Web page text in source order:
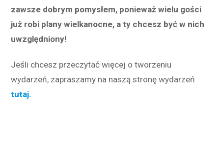
zawsze dobrym pomysłem, ponieważ wielu gości
już robi plany wielkanocne, a ty chcesz być w nich
uwzględniony!
Jeśli chcesz przeczytać więcej o tworzeniu
wydarzeń, zapraszamy na naszą stronę wydarzeń
tutaj.